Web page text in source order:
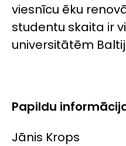
viesnīcu ēku
studentu skaita ir
universitātēm
Papildu
Jānis Krops